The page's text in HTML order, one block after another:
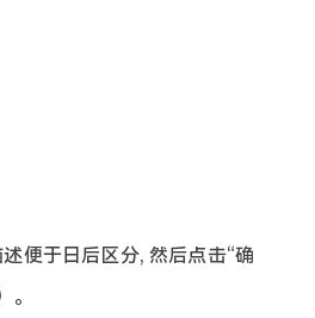
便于日后区分, 然后点击“确